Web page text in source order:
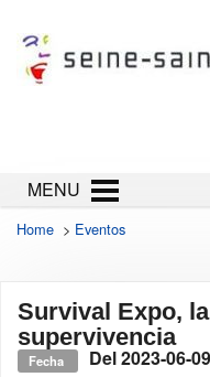
MENU
Home > Eventos
Survival Expo,
supervivencia
Fecha Del2023-06-09